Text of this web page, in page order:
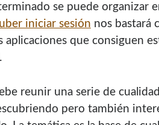
se puede organizar
uber iniciar sesión nos bastará
aplicaciones que consiguen
reunir una serie de
pero también